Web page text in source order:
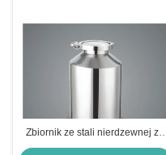
Zbiornik ze stali nierdzewnej ze
zaciskiem